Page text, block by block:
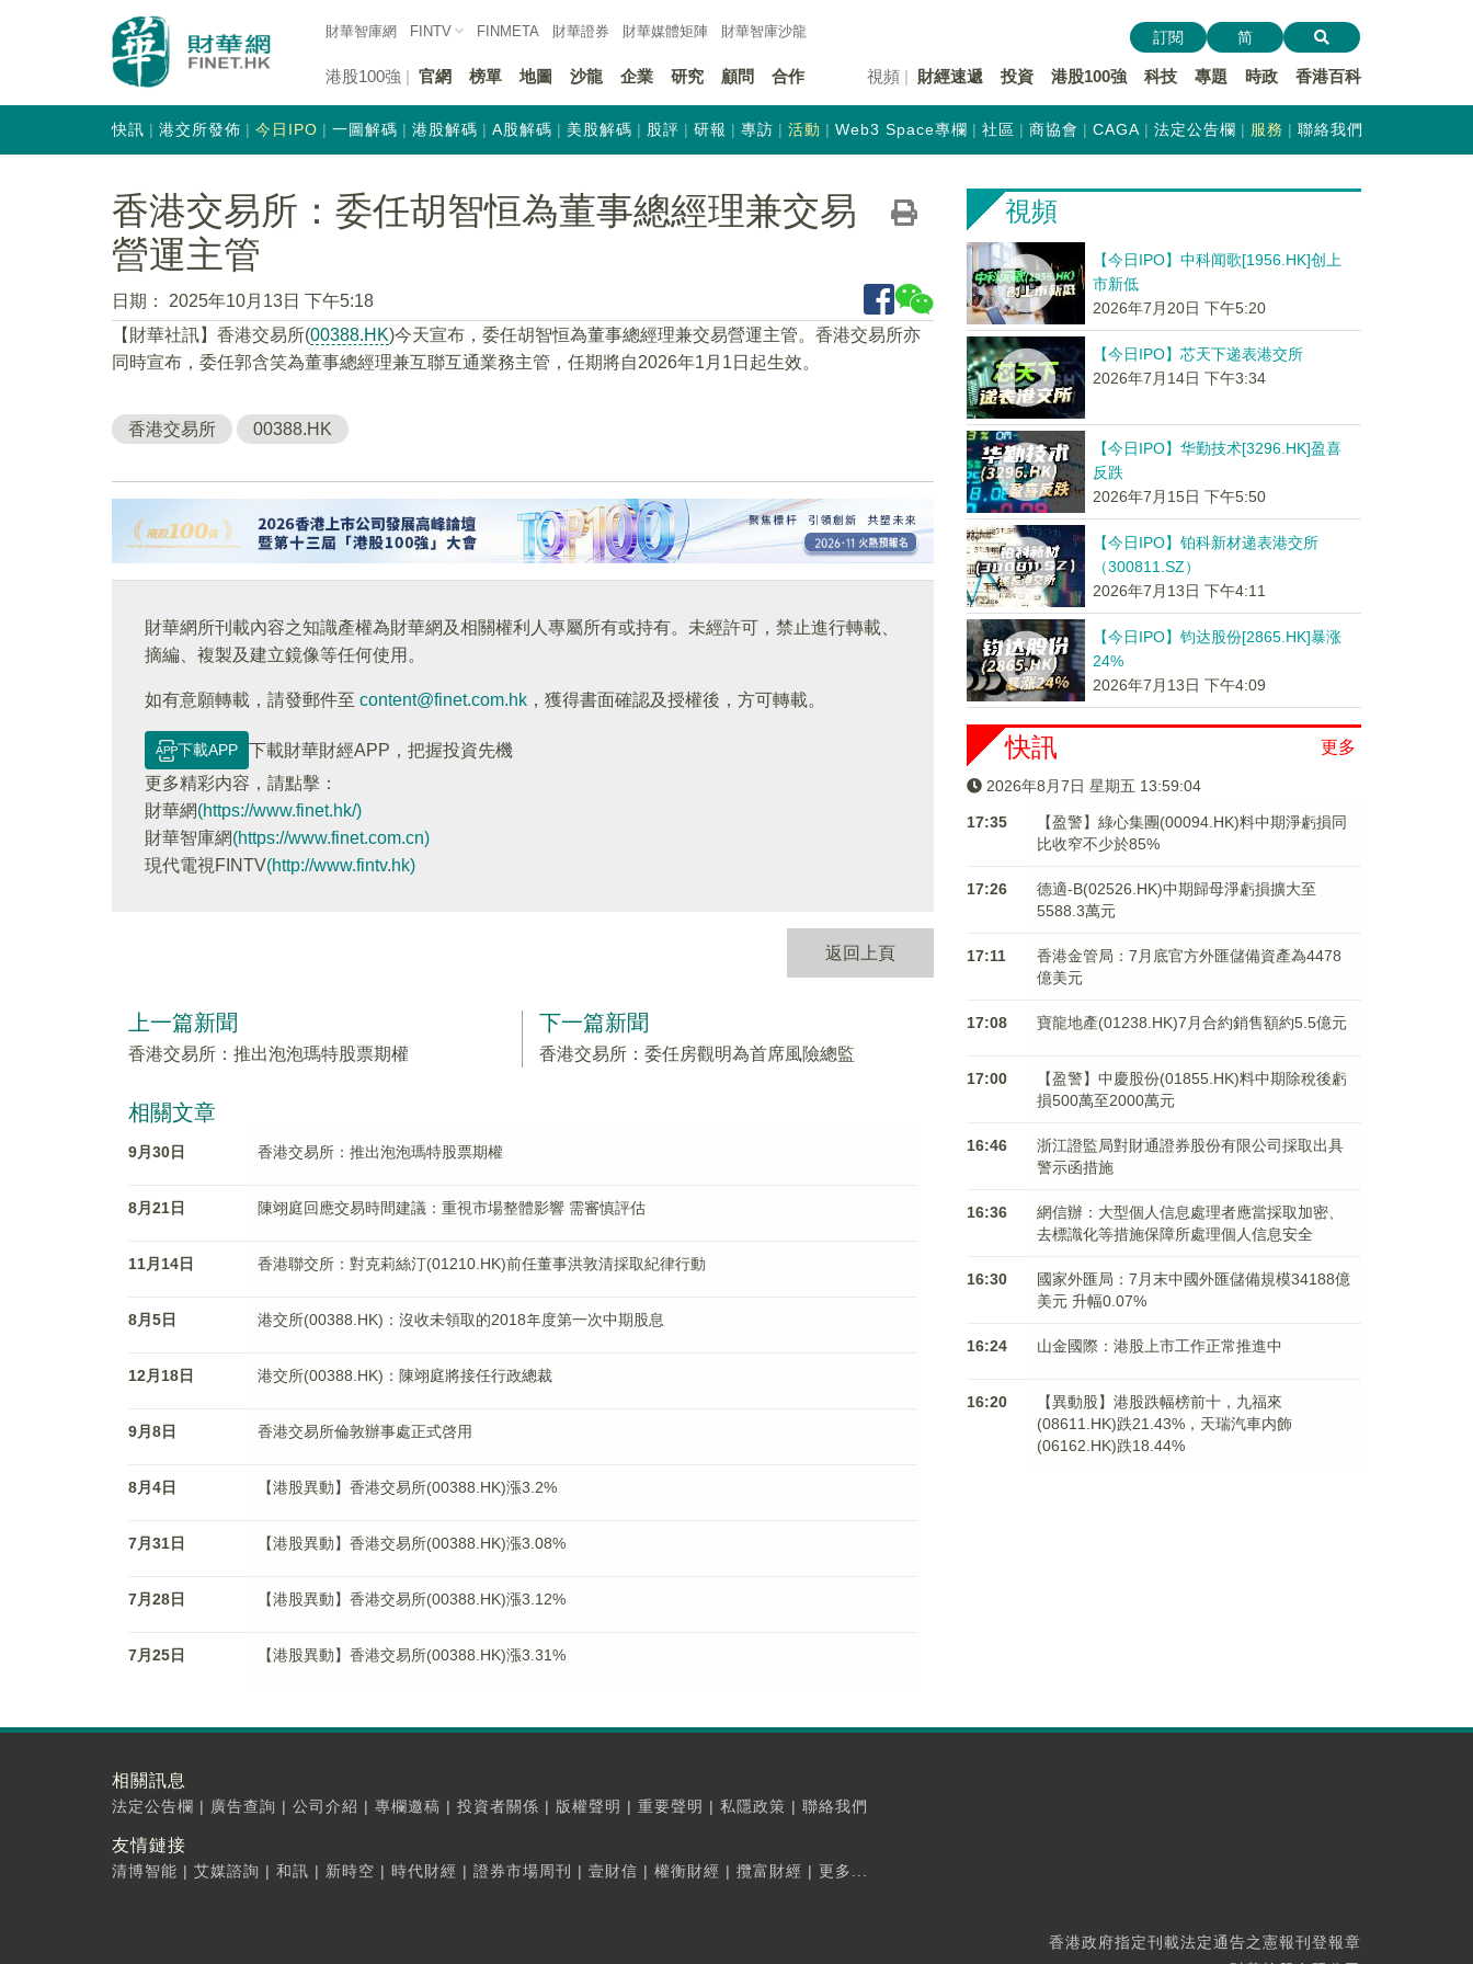
財華智庫網 FINTV FINMETA 財華證券 財華媒體矩陣 財華智庫沙龍
港股100強 官網 榜單 地圖 沙龍 企業 研究 顧問 合作 視頻 財經速遞 投資 港股100強 科技 專題 時政 香港百科
訂閱 简
快訊 港交所發佈 今日IPO 一圖解碼 港股解碼 A股解碼 美股解碼 股評 研報 專訪 活動 Web3 Space專欄 社區 商協會 CAGA 法定公告欄 服務 聯絡我們
香港交易所：委任胡智恒為董事總經理兼交易
營運主管
日期：
2025年10月13日 下午5:18
【財華社訊】香港交易所(00388.HK)今天宣布，委任胡智恒為董事總經理兼交易營運主管。香港交易所亦
同時宣布，委任郭含笑為董事總經理兼互聯互通業務主管，任期將自2026年1月1日起生效。
香港交易所 00388.HK
財華網所刊載內容之知識產權為財華網及相關權利人專屬所有或持有。未經許可，禁止進行轉載、
摘編、複製及建立鏡像等任何使用。
如有意願轉載，請發郵件至 content@finet.com.hk ，獲得書面確認及授權後，方可轉載。
下載APP
下載財華財經APP，把握投資先機
更多精彩内容，請點擊：
財華網(https://www.finet.hk/)
財華智庫網(https://www.finet.com.cn)
現代電視FINTV(http://www.fintv.hk)
返回上頁
上一篇新聞
香港交易所：推出泡泡瑪特股票期權
下一篇新聞
香港交易所：委任房觀明為首席風險總監
相關文章
9月30日 香港交易所：推出泡泡瑪特股票期權
8月21日 陳翊庭回應交易時間建議：重視市場整體影響 需審慎評估
11月14日 香港聯交所：對克莉絲汀(01210.HK)前任董事洪敦清採取紀律行動
8月5日 港交所(00388.HK)：沒收未領取的2018年度第一次中期股息
12月18日 港交所(00388.HK)：陳翊庭將接任行政總裁
9月8日 香港交易所倫敦辦事處正式啓用
8月4日 【港股異動】香港交易所(00388.HK)漲3.2%
7月31日 【港股異動】香港交易所(00388.HK)漲3.08%
7月28日 【港股異動】香港交易所(00388.HK)漲3.12%
7月25日 【港股異動】香港交易所(00388.HK)漲3.31%
視頻
【今日IPO】中科闻歌[1956.HK]创上
市新低
2026年7月20日 下午5:20
【今日IPO】芯天下递表港交所
2026年7月14日 下午3:34
【今日IPO】华勤技术[3296.HK]盈喜
反跌
2026年7月15日 下午5:50
【今日IPO】铂科新材递表港交所
（300811.SZ）
2026年7月13日 下午4:11
【今日IPO】钧达股份[2865.HK]暴涨
24%
2026年7月13日 下午4:09
更多
快訊
2026年8月7日 星期五 13:59:04
17:35
【盈警】綠心集團(00094.HK)料中期淨虧損同
比收窄不少於85%
17:26
德適-B(02526.HK)中期歸母淨虧損擴大至
5588.3萬元
17:11
香港金管局：7月底官方外匯儲備資產為4478
億美元
17:08 寶龍地產(01238.HK)7月合約銷售額約5.5億元
17:00
【盈警】中慶股份(01855.HK)料中期除稅後虧
損500萬至2000萬元
16:46
浙江證監局對財通證券股份有限公司採取出具
警示函措施
16:36
網信辦：大型個人信息處理者應當採取加密、
去標識化等措施保障所處理個人信息安全
16:30
國家外匯局：7月末中國外匯儲備規模34188億
美元 升幅0.07%
16:24 山金國際：港股上市工作正常推進中
16:20
【異動股】港股跌幅榜前十，九福來
(08611.HK)跌21.43%，天瑞汽車内飾
(06162.HK)跌18.44%
相關訊息
法定公告欄 | 廣告查詢 | 公司介紹 | 專欄邀稿 | 投資者關係 | 版權聲明 | 重要聲明 | 私隱政策 | 聯絡我們
友情鏈接
清博智能 | 艾媒諮詢 | 和訊 | 新時空 | 時代財經 | 證券市場周刊 | 壹財信 | 權衡財經 | 攬富財經 | 更多...
香港政府指定刊載法定通告之憲報刊登報章